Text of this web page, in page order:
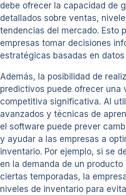
debe ofrecer la capacidad de
detallados sobre ventas,
tendencias del mercado. Esto
empresas tomar decisiones
estratégicas basadas en datos
Además, la posibilidad de
predictivos puede ofrecer una
competitiva significativa. Al
avanzados y técnicas de
el software puede prever
y ayudar a las empresas a
inventario. Por ejemplo, si se
en la demanda de un
ciertas temporadas, la
niveles de inventario para